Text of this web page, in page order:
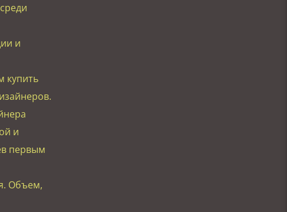
и
купить
и
первым
Объем,